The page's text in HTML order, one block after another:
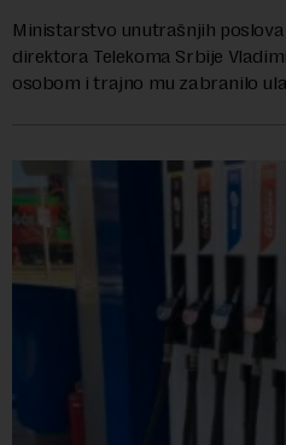
Ministarstvo unutrašnjih
direktora Telekoma Srbije
osobom i trajno mu zabranilo